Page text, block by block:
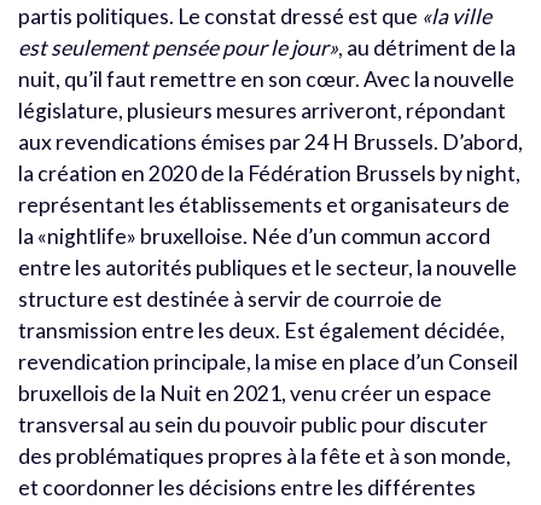
partis politiques. Le constat dressé est que «la ville
est seulement pensée pour le jour», au détriment de la
nuit, qu’il faut remettre en son cœur. Avec la nouvelle
législature, plusieurs mesures arriveront, répondant
aux revendications émises par 24 H Brussels. D’abord,
la création en 2020 de la Fédération Brussels by night,
représentant les établissements et organisateurs de
la «nightlife» bruxelloise. Née d’un commun accord
entre les autorités publiques et le secteur, la nouvelle
structure est destinée à servir de courroie de
transmission entre les deux. Est également décidée,
revendication principale, la mise en place d’un Conseil
bruxellois de la Nuit en 2021, venu créer un espace
transversal au sein du pouvoir public pour discuter
des problématiques propres à la fête et à son monde,
et coordonner les décisions entre les différentes